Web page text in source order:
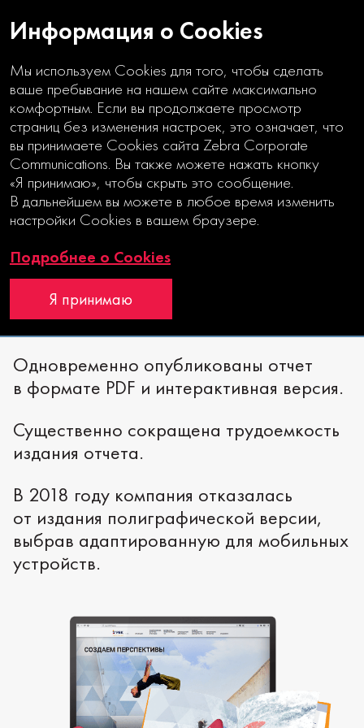
ТЕХНОЛОГИЧНЫЙ ОТЧЕТ
ДЛЯ РОССИЙСКОГО ВЕНЧУРА
Годовой отчет
Интерактивный отчет
Одновременно опубликованы отчет
в формате PDF и интерактивная версия.
Существенно сокращена трудоемкость
издания отчета.
В 2018 году компания отказалась
от издания полиграфической версии,
выбрав адаптированную для мобильных
устройств.
Информация о Cookies
Мы используем Cookies для того, чтобы сделать
ваше пребывание на нашем сайте максимально
комфортным. Если вы продолжаете просмотр
страниц без изменения настроек, это означает, что
вы принимаете Cookies сайта Zebra Corporate
Communications. Вы также можете нажать кнопку
«Я принимаю», чтобы скрыть это сообщение.
В дальнейшем вы можете в любое время изменить
настройки Cookies в вашем браузере.
Подробнее о Cookies
Я принимаю